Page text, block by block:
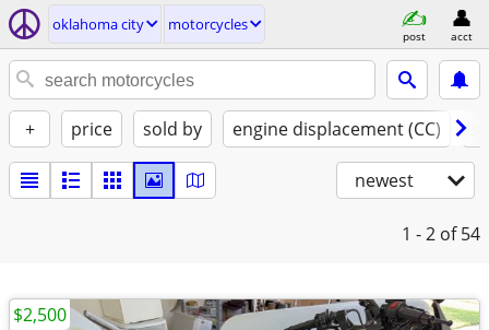
oklahoma city motorcycles
post acct
+ price sold by engine displacement (CC)
newest
1 - 2 of 54
$2,500